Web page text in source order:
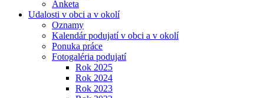
Anketa
Udalosti v obci a v okolí
Oznamy
Kalendár podujatí v obci a v okolí
Ponuka práce
Fotogaléria podujatí
Rok 2025
Rok 2024
Rok 2023